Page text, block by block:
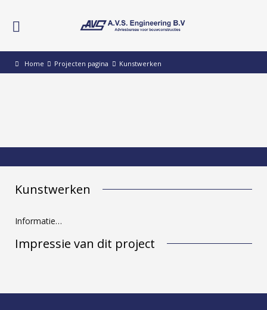
Home Projecten pagina Kunstwerken
Kunstwerken
Informatie…
Impressie van dit project